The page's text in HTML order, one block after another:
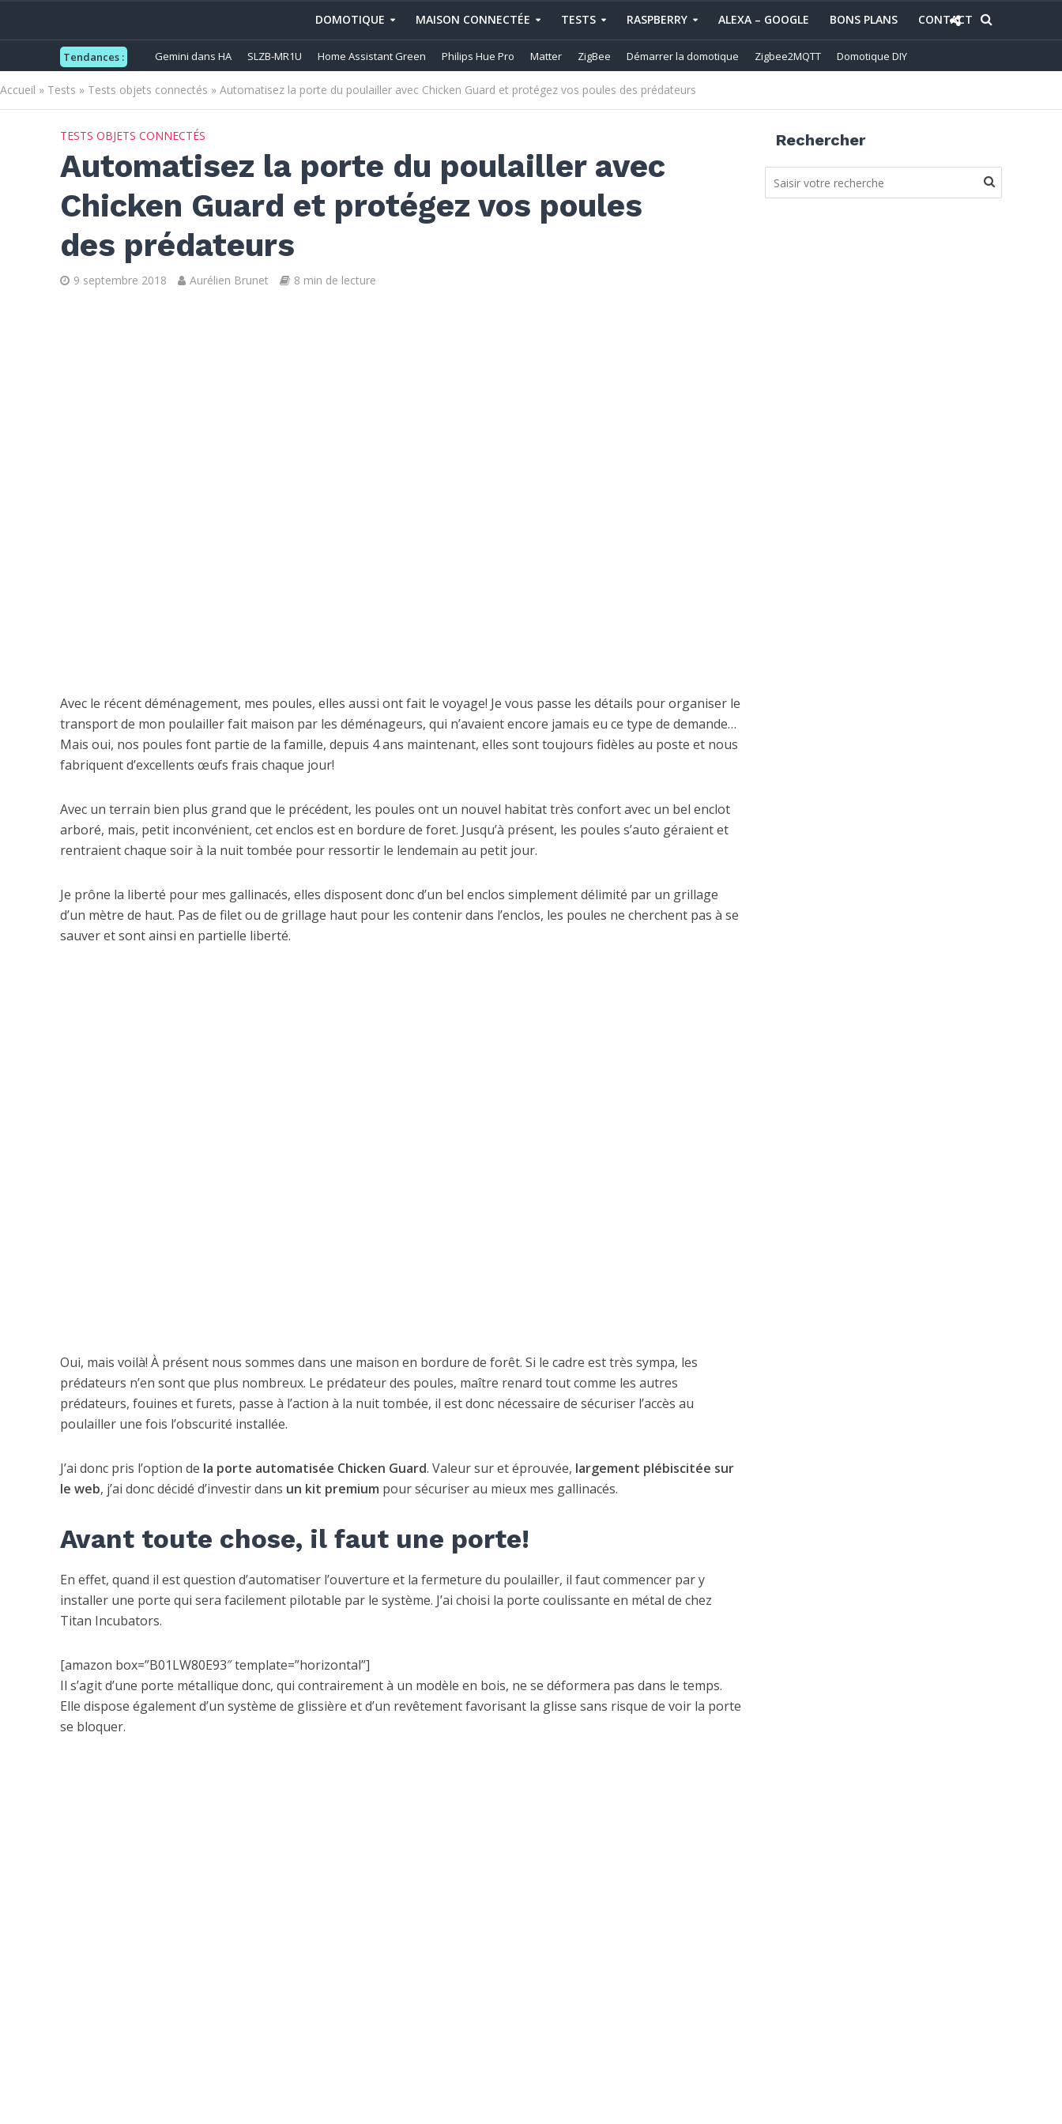
DOMOTIQUE MAISON CONNECTÉE TESTS RASPBERRY ALEXA – GOOGLE BONS PLANS CONTACT
Tendances : Gemini dans HA SLZB-MR1U Home Assistant Green Philips Hue Pro Matter ZigBee Démarrer la domotique Zigbee2MQTT Domotique DIY
Accueil » Tests » Tests objets connectés » Automatisez la porte du poulailler avec Chicken Guard et protégez vos poules des prédateurs
TESTS OBJETS CONNECTÉS
Automatisez la porte du poulailler avec
Chicken Guard et protégez vos poules
des prédateurs
9 septembre 2018 Aurélien Brunet 8 min de lecture
Avec le récent déménagement, mes poules, elles aussi ont fait le voyage! Je vous passe les détails pour organiser le
transport de mon poulailler fait maison par les déménageurs, qui n’avaient encore jamais eu ce type de demande…
Mais oui, nos poules font partie de la famille, depuis 4 ans maintenant, elles sont toujours fidèles au poste et nous
fabriquent d’excellents œufs frais chaque jour!
Avec un terrain bien plus grand que le précédent, les poules ont un nouvel habitat très confort avec un bel enclot
arboré, mais, petit inconvénient, cet enclos est en bordure de foret. Jusqu’à présent, les poules s’auto géraient et
rentraient chaque soir à la nuit tombée pour ressortir le lendemain au petit jour.
Je prône la liberté pour mes gallinacés, elles disposent donc d’un bel enclos simplement délimité par un grillage
d’un mètre de haut. Pas de filet ou de grillage haut pour les contenir dans l’enclos, les poules ne cherchent pas à se
sauver et sont ainsi en partielle liberté.
Oui, mais voilà! À présent nous sommes dans une maison en bordure de forêt. Si le cadre est très sympa, les
prédateurs n’en sont que plus nombreux. Le prédateur des poules, maître renard tout comme les autres
prédateurs, fouines et furets, passe à l’action à la nuit tombée, il est donc nécessaire de sécuriser l’accès au
poulailler une fois l’obscurité installée.
J’ai donc pris l’option de la porte automatisée Chicken Guard. Valeur sur et éprouvée, largement plébiscitée sur
le web, j’ai donc décidé d’investir dans un kit premium pour sécuriser au mieux mes gallinacés.
Avant toute chose, il faut une porte!
En effet, quand il est question d’automatiser l’ouverture et la fermeture du poulailler, il faut commencer par y
installer une porte qui sera facilement pilotable par le système. J’ai choisi la porte coulissante en métal de chez
Titan Incubators.
[amazon box=”B01LW80E93″ template=”horizontal”]
Il s’agit d’une porte métallique donc, qui contrairement à un modèle en bois, ne se déformera pas dans le temps.
Elle dispose également d’un système de glissière et d’un revêtement favorisant la glisse sans risque de voir la porte
se bloquer.
Rechercher